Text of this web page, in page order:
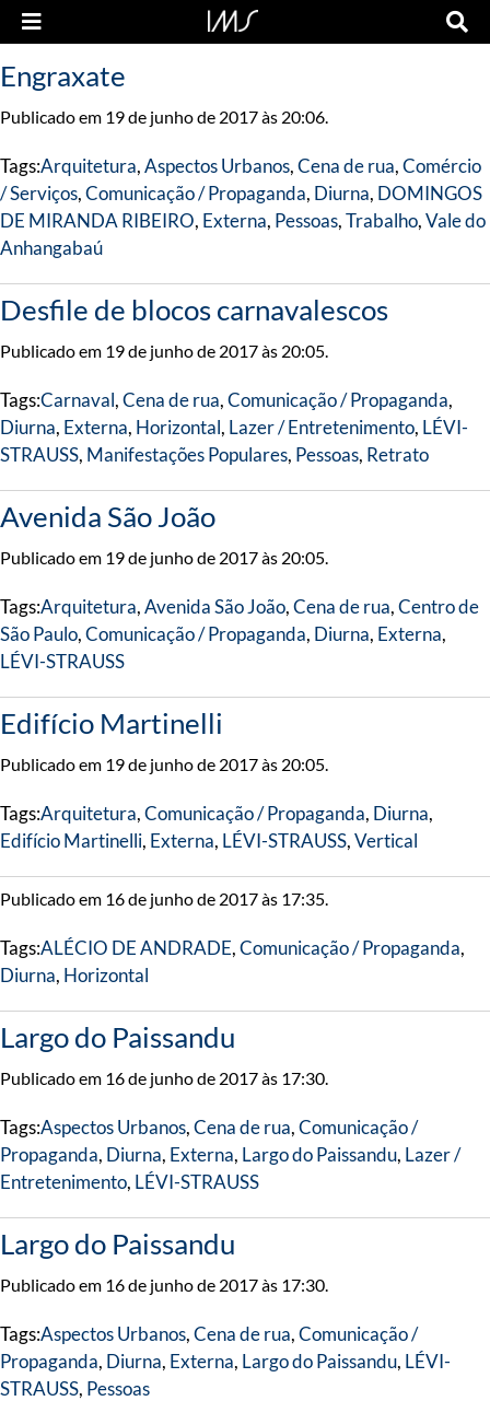
Engraxate
Publicado em 19 de junho de 2017 às 20:06.
Tags:Arquitetura,Aspectos Urbanos,Cena de rua,Comércio
/ Serviços,Comunicação / Propaganda, Diurna, DOMINGOS
DE MIRANDA RIBEIRO, Externa, Pessoas,Trabalho,Vale do
Anhangabaú
Desfile de blocos carnavalescos
Publicado em 19 de junho de 2017 às 20:05.
Tags:Carnaval,Cena de rua,Comunicação / Propaganda,
Diurna, Externa, Horizontal, Lazer / Entretenimento, LÉVI-
STRAUSS, Manifestações Populares, Pessoas, Retrato
Avenida São João
Publicado em 19 de junho de 2017 às 20:05.
Tags:Arquitetura,Avenida São João,Cena de rua,Centro de
São Paulo,Comunicação / Propaganda, Diurna, Externa,
LÉVI-STRAUSS
Edifício Martinelli
Publicado em 19 de junho de 2017 às 20:05.
Tags:Arquitetura,Comunicação / Propaganda, Diurna,
Edifício Martinelli, Externa, LÉVI-STRAUSS,Vertical
Publicado em 16 de junho de 2017 às 17:35.
Tags:ALÉCIO DE ANDRADE,Comunicação / Propaganda,
Diurna, Horizontal
Largo do Paissandu
Publicado em 16 de junho de 2017 às 17:30.
Tags:Aspectos Urbanos,Cena de rua,Comunicação /
Propaganda, Diurna, Externa, Largo do Paissandu, Lazer /
Entretenimento, LÉVI-STRAUSS
Largo do Paissandu
Publicado em 16 de junho de 2017 às 17:30.
Tags:Aspectos Urbanos,Cena de rua,Comunicação /
Propaganda, Diurna, Externa, Largo do Paissandu, LÉVI-
STRAUSS, Pessoas